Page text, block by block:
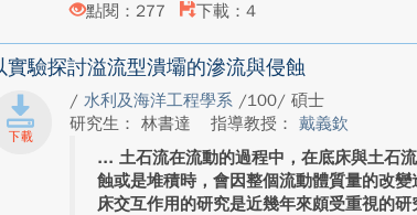
點閱：277
下載：4
實驗探討溢流型潰壩的滲流與侵蝕
/水利及海洋工程學系 /100/ 碩士
研究生： 林書達
指導教授：戴義欽
土石流在流動的過程中，在底床與土石
蝕或是堆積時，會因整個流動體質量的改
床交互作用的研究是近幾年來頗受重視的